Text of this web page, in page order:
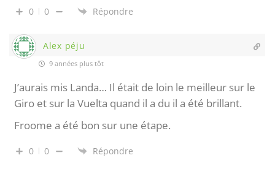
0 0 Répondre
Alex péju
9 années plus tôt
J’aurais mis Landa… Il était de loin le meilleur sur le
Giro et sur la Vuelta quand il a du il a été brillant.
Froome a été bon sur une étape.
0 0 Répondre